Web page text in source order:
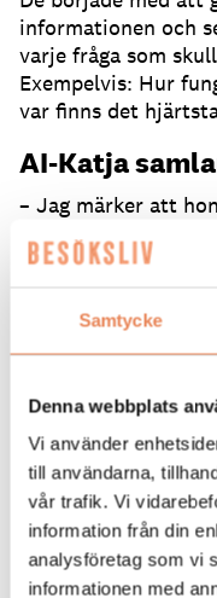
Samtycke
Denna webbplats
Vi använder
till användarna,
vår trafik. Vi
information från din
analysföretag som vi
informationen med
informationen och
varje fråga som
Exempelvis: Hur
var finns det
AI-Katja
– Jag märker att
henne och vi får
började.Det är som
Katja är inte bara
och språk, hon är
att få ut
vid vilken tidpunkt,
besökare är
– Det är sådana
som det är
statistik på i